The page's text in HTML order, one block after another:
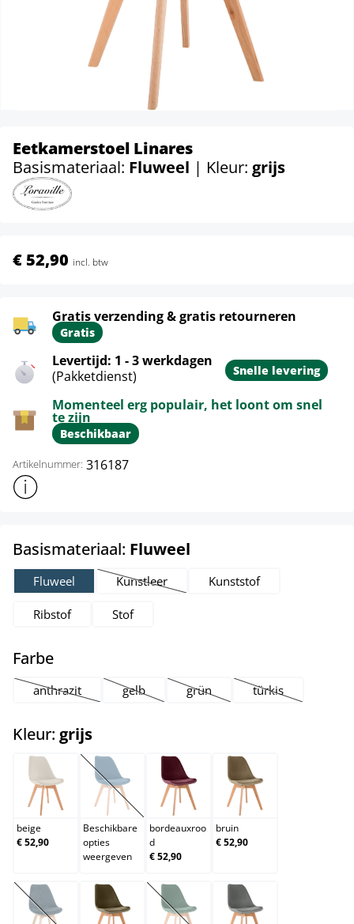
Eetkamerstoel Linares
Basismateriaal: Fluweel | Kleur: grijs
€ 52,90 incl. btw
Gratis verzending & gratis retourneren
Gratis
Levertijd: 1 - 3 werkdagen
(Pakketdienst)
Snelle levering
Momenteel erg populair, het loont om snel
te zijn
Beschikbaar
Artikelnummer: 316187
Toon meer productinformatie
Basismateriaal: Fluweel
Fluweel Kunstleer
(Deze optie is momenteel niet beschikbaar.)
Kunststof
Ribstof Stof
Farbeselect
anthrazit
(Deze optie is momenteel niet beschikbaar.)
gelb
(Deze optie is momenteel niet beschikbaar.)
grün
(Deze optie is momenteel niet
türkis
(Deze optie is
Kleur: grijsselect
beige
beige
€ 52,90
blauw
(Deze optie is momenteel niet beschikbaar.)
Beschikbare
opties
weergeven
bordeauxrood
bordeauxroo
d
€ 52,90
bruin
bruin
€ 52,90